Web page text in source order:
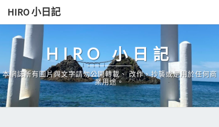
Skip
content
HIRO 小日記
HIRO 小日記
本網誌所有圖片與文字請勿公開轉載、 改作、抄襲或是用於任何商
業用途。